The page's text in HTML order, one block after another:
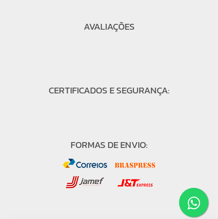
AVALIAÇÕES
CERTIFICADOS E SEGURANÇA:
FORMAS DE ENVIO: